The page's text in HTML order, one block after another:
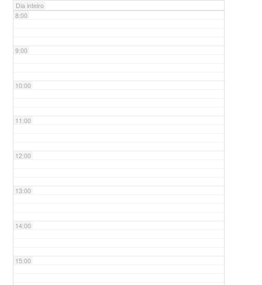
Dia inteiro
8:00
9:00
10:00
11:00
12:00
13:00
14:00
15:00